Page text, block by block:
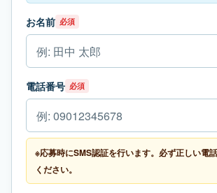
お名前 必須
電話番号 必須
※応募時にSMS認証を行います。必ず正しい電
ください。